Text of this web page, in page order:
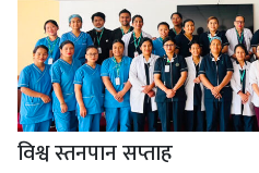
विश्व स्तनपान सप्ताह